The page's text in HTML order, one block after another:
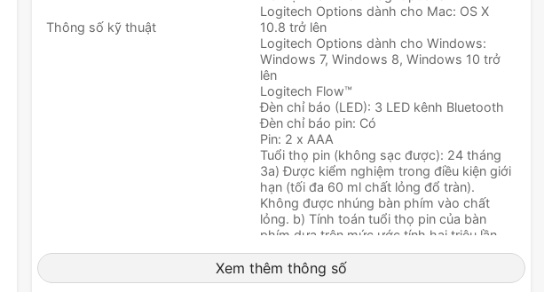
Thông số kỹ thuật
Logitech Options dành cho Mac: OS X
10.8 trở lên
Logitech Options dành cho Windows:
Windows 7, Windows 8, Windows 10 trở
lên
Logitech Flow™
Đèn chỉ báo (LED): 3 LED kênh Bluetooth
Đèn chỉ báo pin: Có
Pin: 2 x AAA
Tuổi thọ pin (không sạc được): 24 tháng
3a) Được kiểm nghiệm trong điều kiện giới
hạn (tối đa 60 ml chất lỏng đổ tràn).
Không được nhúng bàn phím vào chất
lỏng. b) Tính toán tuổi thọ pin của bàn
phím dựa trên mức ước tính hai triệu lần
nhấn phím/năm trong môi trường công sở.
Trải nghiệm người dùng có thể khác nhau.
Kết nối/Nguồn: Công tắc bật/tắt
Xem thêm thông số